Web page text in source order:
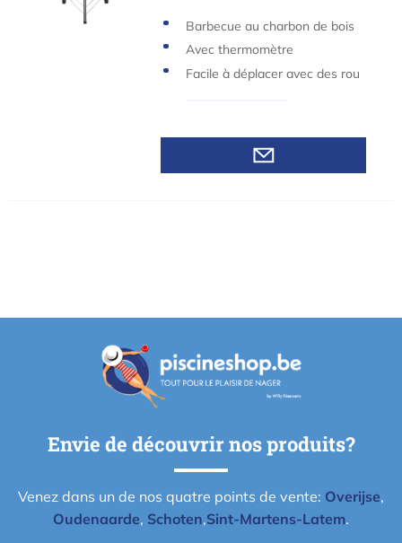
Barbecue au charbon de bois
Avec thermomètre
Facile à déplacer avec des rou
Envie de découvrir nos produits?
Venez dans un de nos quatre points de vente: Overijse,
Oudenaarde, Schoten,Sint-Martens-Latem.